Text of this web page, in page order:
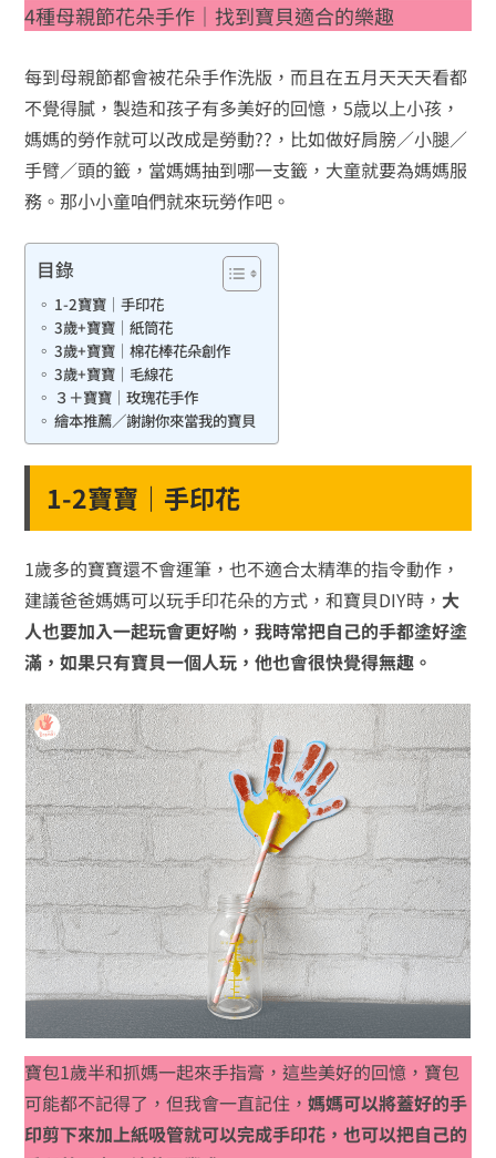
4種母親節花朵手作｜找到寶貝適合的樂趣
每到母親節都會被花朵手作洗版，而且在五月天天天看都
不覺得膩，製造和孩子有多美好的回憶，5歳以上小孩，
媽媽的勞作就可以改成是勞動??，比如做好肩膀／小腿／
手臂／頭的籤，當媽媽抽到哪一支籤，大童就要為媽媽服
務。那小小童咱們就來玩勞作吧。
目錄
1-2寶寶｜手印花
3歲+寶寶｜紙筒花
3歲+寶寶｜棉花棒花朵創作
3歲+寶寶｜毛線花
３＋寶寶｜玫瑰花手作
繪本推薦／謝謝你來當我的寶貝
1-2寶寶｜手印花
1歲多的寶寶還不會運筆，也不適合太精準的指令動作，
建議爸爸媽媽可以玩手印花朵的方式，和寶貝DIY時， 大
人也要加入一起玩會更好喲，我時常把自己的手都塗好塗
滿，如果只有寶貝一個人玩，他也會很快覺得無趣。
寶包1歲半和抓媽一起來手指膏，這些美好的回憶，寶包
可能都不記得了，但我會一直記住， 媽媽可以將蓋好的手
印剪下來加上紙吸管就可以完成手印花，也可以把自己的